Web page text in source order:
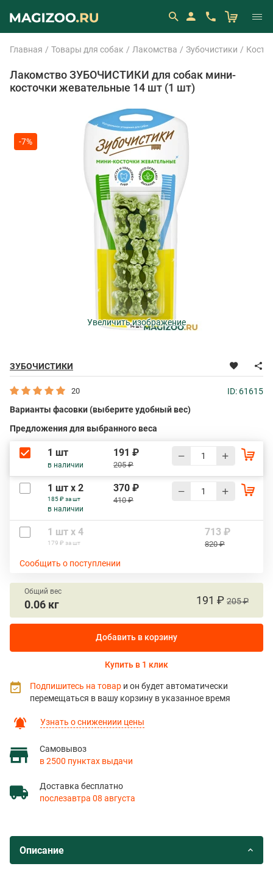
Главная Товары для собак Лакомства Зубочистики
Лакомство ЗУБОЧИСТИКИ для собак мини-
косточки жевательные 14 шт (1 шт)
ЗУБОЧИСТИКИ
-7%
Увеличить изображение
20
ID: 61615
Варианты фасовки (выберите удобный вес)
Предложения для выбранного веса
1 шт
в наличии
191 ₽
205 ₽
1 шт х 2
185 ₽ за шт
в наличии
370 ₽
410 ₽
1 шт х 4
179 ₽ за шт
713 ₽
820 ₽
Сообщить о поступлении
Узнать о снижениии цены
Самовывоз
в 2500 пунктах выдачи
Доставка бесплатно
послезавтра 08 августа
Общий вес
0.06 кг 191 ₽ 205 ₽
Добавить в корзину
Купить в 1 клик
Подпишитесь на товар и он будет автоматически
перемещаться в вашу корзину в указанное время
Описание